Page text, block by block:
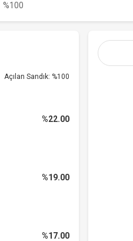
%100
Açılan Sandık: %100
%22.00
%19.00
%17.00